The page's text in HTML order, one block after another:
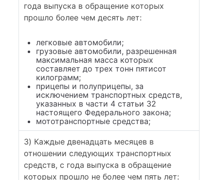
года выпуска в обращение которых
прошло более чем десять лет:
легковые автомобили;
грузовые автомобили, разрешенная
максимальная масса которых
составляет до трех тонн пятисот
килограмм;
прицепы и полуприцепы, за
исключением транспортных средств,
указанных в части 4 статьи 32
настоящего Федерального закона;
мототранспортные средства;
3) Каждые двенадцать месяцев в
отношении следующих транспортных
средств, с года выпуска в обращение
которых прошло не более чем пять лет: